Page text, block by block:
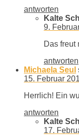
antworten
Kalte
9.
Das freut
antworten
Michaela Seul
15. Februar
Herrlich! Ein
antworten
Kalte
17.